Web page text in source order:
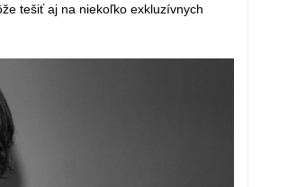
tešiť aj na niekoľko exkluzívnych